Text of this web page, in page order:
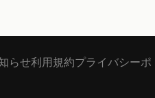
らせ利用規約プライバシーポ